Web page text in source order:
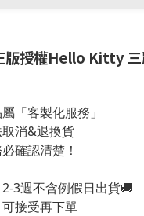
版授權Hello Kitty 三
「客製化服務」
消&退換貨
確認清楚！
3週不含例假日出貨🚚
接受再下單